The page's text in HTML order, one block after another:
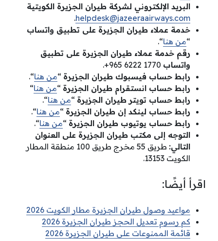
البريد الإلكتروني لشركة طيران الجزيرة الكويتية
helpdesk@jazeeraairways.com
.
خدمة عملاء طيران الجزيرة على تطبيق واتساب
“من هنا“.
رقم خدمة عملاء طيران الجزيرة على تطبيق
واتساب
رابط حساب فيسبوك طيران الجزيرة “من هنا“.
رابط حساب انستقرام طيران الجزيرة “من هنا“
رابط حساب تويتر طيران الجزيرة “من هنا“.
رابط حساب لينكد إن طيران الجزيرة “من هنا“.
رابط حساب يوتيوب طيران الجزيرة “من هنا“.
التوجه إلى مكتب طيران الجزيرة على العنوان
التالي:
طريق 55 مخرج طريق 100 منطقة المطار
الكويت 13153.
اقرأ أيضًا:
مواعيد وصول طيران الجزيرة مطار الكويت 2026
كم رسوم تعديل الحجز طيران الجزيرة 2026
قائمة الممنوعات على طيران الجزيرة 2026